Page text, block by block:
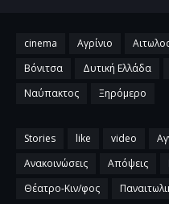
cinema Αγρίνιο
Βόνιτσα
Δυτική Ελλάδα
Ναύπακτος
Ξηρόμερο
Stories like video
Ανακοινώσεις
Απόψεις
Θέατρο-Κιν/φος